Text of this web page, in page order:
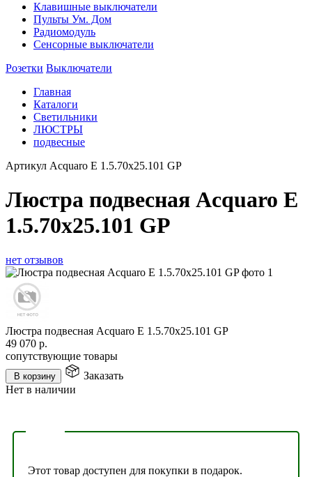
Клавишные выключатели
Пульты Ум. Дом
Радиомодуль
Сенсорные выключатели
Розетки Выключатели
Главная
Каталоги
Светильники
ЛЮСТРЫ
подвесные
Артикул Acquaro E 1.5.70x25.101 GP
Люстра подвесная Acquaro E
1.5.70x25.101 GP
нет отзывов
Люстра подвесная Acquaro E 1.5.70x25.101 GP
49 070 р.
сопутствующие товары
В корзину
Заказать
Нет в наличии
Этот товар доступен для покупки в подарок.